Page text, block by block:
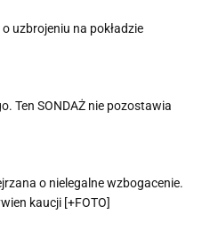
uzbrojeniu na pokładzie
Ten SONDAŻ nie pozostawia
o nielegalne wzbogacenie.
kaucji [+FOTO]